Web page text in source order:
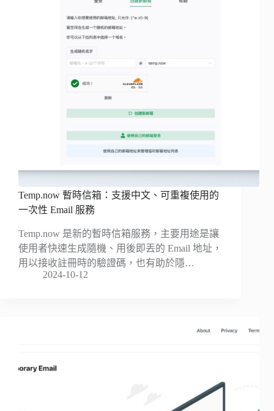
Temp.now 暫時信箱：支援中文、可重複使用的
一次性 Email 服務
Temp.now 是新的暫時信箱服務，主要用途是讓
使用者快速生成隨機、用後即丟的 Email 地址，
用以接收註冊時的驗證碼，也有助於隱…
2024-10-12